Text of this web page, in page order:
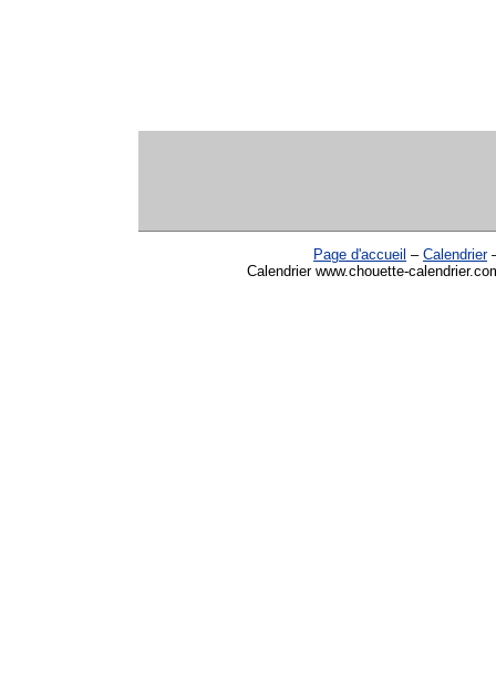
Page d'accueil – Calendrier
Calendrier www.chouette-